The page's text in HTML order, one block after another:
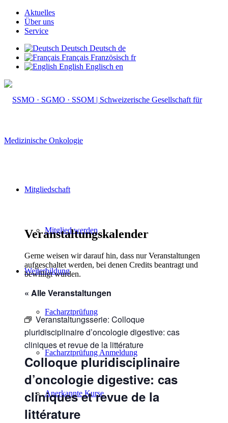
Aktuelles
Über uns
Service
Deutsch Deutsch de
Français Französisch fr
English Englisch en
Mitgliedschaft
Mitglied werden
Weiterbildung
Facharztprüfung
Facharztprüfung Anmeldung
Anerkannte Kurse
Veranstaltungskalender
Gerne weisen wir darauf hin, dass nur Veranstaltungen
aufgeschaltet werden, bei denen Credits beantragt und
bewilligt wurden.
« Alle Veranstaltungen
Veranstaltungsserie: Colloque
pluridisciplinaire d’oncologie digestive: cas
cliniques et revue de la littérature
Colloque pluridisciplinaire
d’oncologie digestive: cas
cliniques et revue de la
littérature